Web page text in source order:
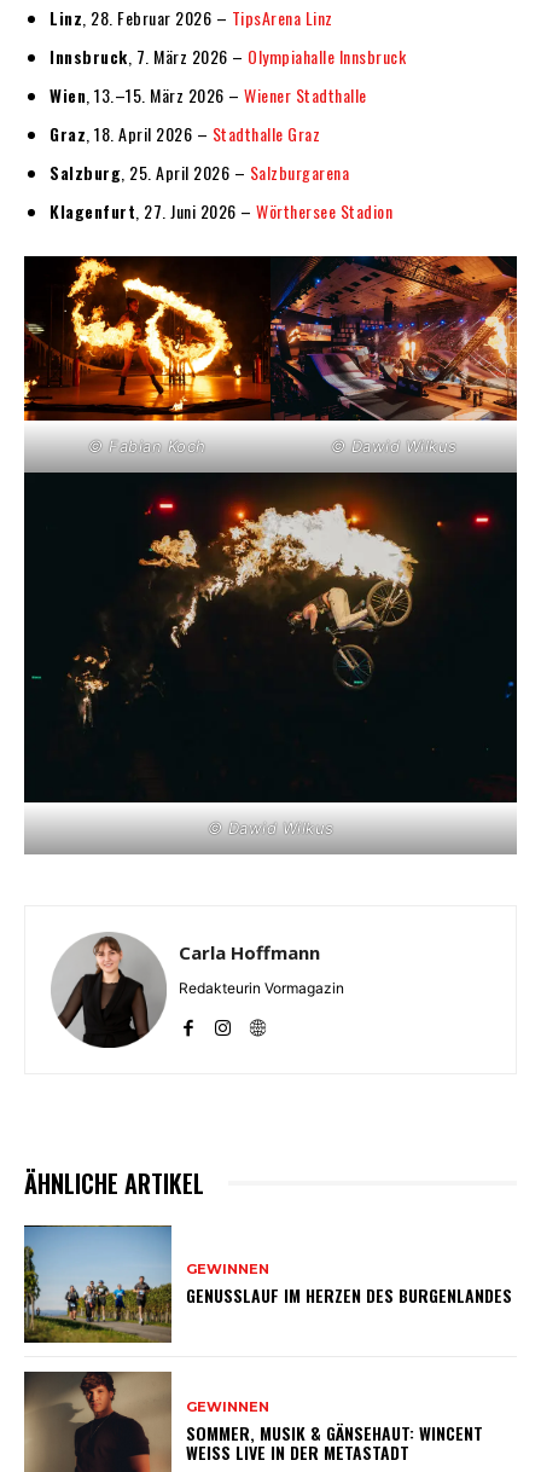
Linz , 28. Februar 2026 – TipsArena Linz
Innsbruck , 7. März 2026 – Olympiahalle Innsbruck
Wien , 13.–15. März 2026 – Wiener Stadthalle
Graz , 18. April 2026 – Stadthalle Graz
Salzburg , 25. April 2026 – Salzburgarena
Klagenfurt , 27. Juni 2026 – Wörthersee Stadion
© Fabian Koch © Dawid Wilkus
© Dawid Wilkus
Carla Hoffmann
Redakteurin Vormagazin
ÄHNLICHE ARTIKEL
GEWINNEN
GENUSSLAUF IM HERZEN DES BURGENLANDES
GEWINNEN
SOMMER, MUSIK & GÄNSEHAUT: WINCENT
WEISS LIVE IN DER METASTADT